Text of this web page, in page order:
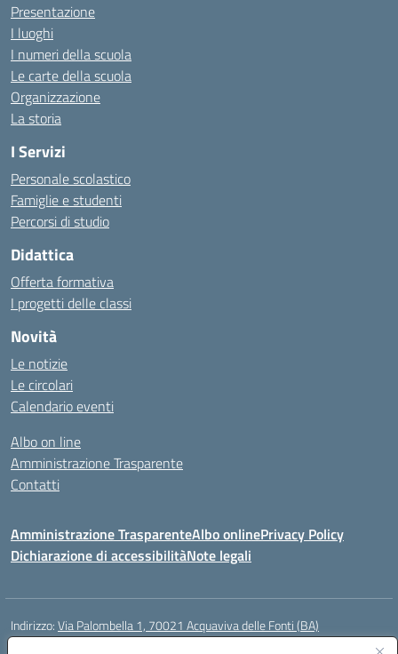
Presentazione
I luoghi
I numeri della scuola
Le carte della scuola
Organizzazione
La storia
I Servizi
Personale scolastico
Famiglie e studenti
Percorsi di studio
Didattica
Offerta formativa
I progetti delle classi
Novità
Le notizie
Le circolari
Calendario eventi
Albo on line
Amministrazione Trasparente
Contatti
Amministrazione TrasparenteAlbo onlinePrivacy Policy
Dichiarazione di accessibilitàNote legali
Indirizzo:Via Palombella 1, 70021 Acquaviva delle Fonti (BA)
Centralino: